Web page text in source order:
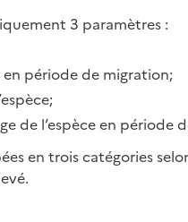
3 paramètres :
en période de migration;
de l’espèce en période
en trois catégories